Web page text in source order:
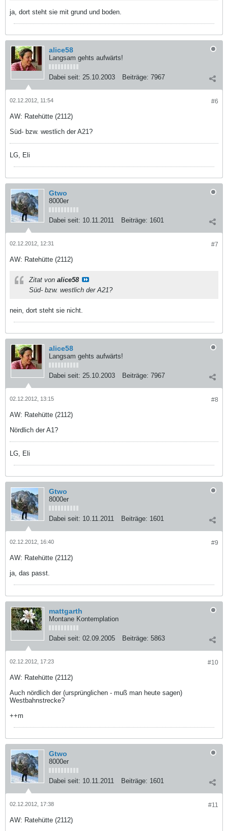
ja, dort steht sie mit grund und boden.
alice58
Langsam gehts aufwärts!
Dabei seit: 25.10.2003 Beiträge: 7967
#6
02.12.2012, 11:54
AW: Ratehütte (2112)
Süd- bzw. westlich der A21?
LG, Eli
Gtwo
8000er
Dabei seit: 10.11.2011 Beiträge: 1601
#7
02.12.2012, 12:31
AW: Ratehütte (2112)
Zitat von alice58
Süd- bzw. westlich der A21?
nein, dort steht sie nicht.
alice58
Langsam gehts aufwärts!
Dabei seit: 25.10.2003 Beiträge: 7967
#8
02.12.2012, 13:15
AW: Ratehütte (2112)
Nördlich der A1?
LG, Eli
Gtwo
8000er
Dabei seit: 10.11.2011 Beiträge: 1601
#9
02.12.2012, 16:40
AW: Ratehütte (2112)
ja, das passt.
mattgarth
Montane Kontemplation
Dabei seit: 02.09.2005 Beiträge: 5863
#10
02.12.2012, 17:23
AW: Ratehütte (2112)
Auch nördlich der (ursprünglichen - muß man heute sagen)
Westbahnstrecke?
++m
Gtwo
8000er
Dabei seit: 10.11.2011 Beiträge: 1601
#11
02.12.2012, 17:38
AW: Ratehütte (2112)